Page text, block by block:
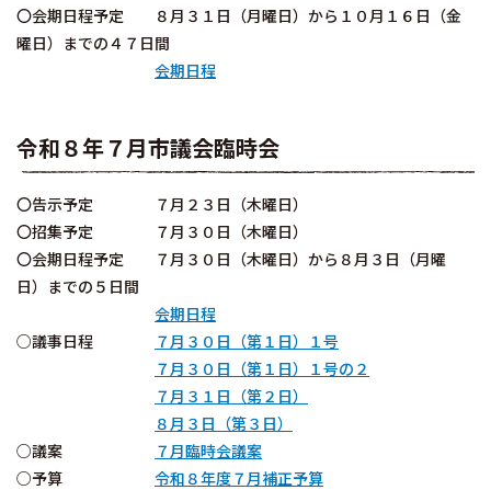
〇会期日程予定 ８月３１日（月曜日）から１０月１６日（金
曜日）までの４７日間
会期日程
令和８年７月市議会臨時会
〇告示予定 ７月２３日（木曜日）
〇招集予定 ７月３０日（木曜日）
〇会期日程予定 ７月３０日（木曜日）から８月３日（月曜
日）までの５日間
会期日程
○議事日程
７月３０日（第１日）１号
７月３０日（第１日）１号の２
７月３１日（第２日）
８月３日（第３日）
○議案
７月臨時会議案
○予算 令和８年度７月補正予算